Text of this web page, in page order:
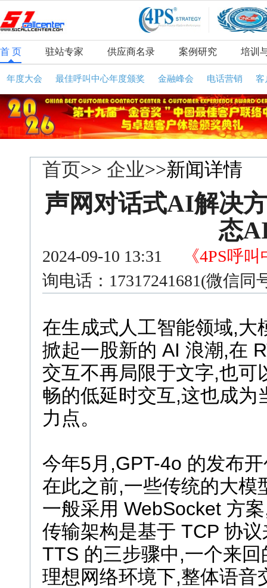
首 页 驻站专家 供应商名录 案例研究 培训
年度大会 最佳呼叫中心年度颁奖 金融峰会 电话营销 客
首页>> 企业>>新闻详情
声网对话式AI解决
态
2024-09-10 13:31
《4PS呼
询电话：17317241681(微信
在生成式人工智能领域,大
掀起一股新的 AI 浪潮,在
交互不再局限于文字,也可
畅的低延时交互,这也成为
力点。
今年5月,GPT-4o 的发布
在此之前,一些传统的大模
一般采用 WebSocket 方
传输架构是基于 TCP 协
TTS 的三步骤中,一个来
理想网络环境下,整体语音